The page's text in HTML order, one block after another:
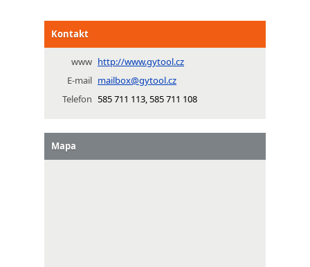
Kontakt
www http://www.gytool.cz
E-mail mailbox@gytool.cz
Telefon 585 711 113, 585 711 108
Mapa